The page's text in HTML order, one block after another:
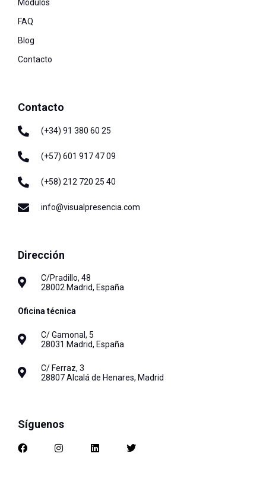
Módulos
FAQ
Blog
Contacto
Contacto
(+34) 91 380 60 25
(+57) 601 917 47 09
(+58) 212 720 25 40
info@visualpresencia.com
Dirección
C/Pradillo, 48
28002 Madrid, España
Oficina técnica
C/ Gamonal, 5
28031 Madrid, España
C/ Ferraz, 3
28807 Alcalá de Henares, Madrid
Síguenos